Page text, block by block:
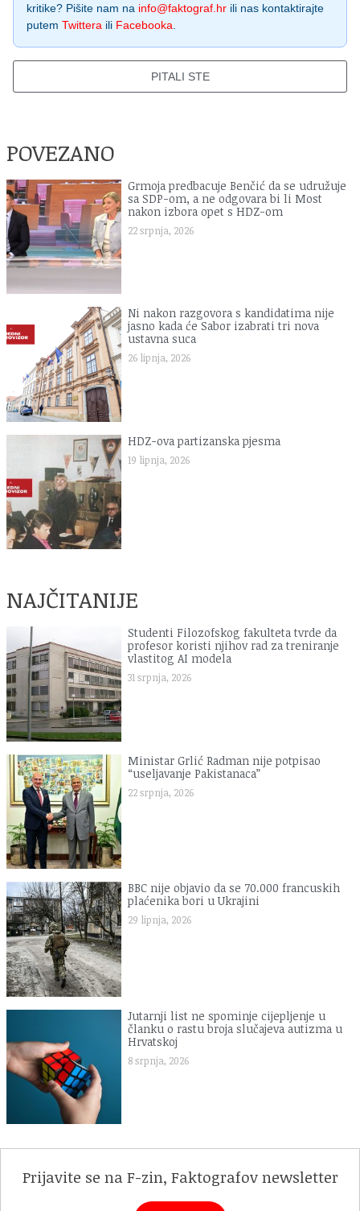
kritike? Pišite nam na info@faktograf.hr ili nas kontaktirajte
putem Twittera ili Facebooka
PITALI STE
POVEZANO
Grmoja predbacuje Benčić da se udružuje
sa SDP-om, a ne odgovara bi li Most
nakon izbora opet s HDZ-om
22 srpnja, 2026
Ni nakon razgovora s kandidatima nije
jasno kada će Sabor izabrati tri nova
ustavna suca
26 lipnja, 2026
HDZ-ova partizanska pjesma
19 lipnja, 2026
NAJČITANIJE
Studenti Filozofskog fakulteta tvrde da
profesor koristi njihov rad za treniranje
vlastitog AI modela
31 srpnja, 2026
Ministar Grlić Radman nije potpisao
“useljavanje Pakistanaca”
22 srpnja, 2026
BBC nije objavio da se 70.000 francuskih
plaćenika bori u Ukrajini
29 lipnja, 2026
Jutarnji list ne spominje cijepljenje u
članku o rastu broja slučajeva autizma u
Hrvatskoj
8 srpnja, 2026
Prijavite se na F-zin, Faktografov newsletter